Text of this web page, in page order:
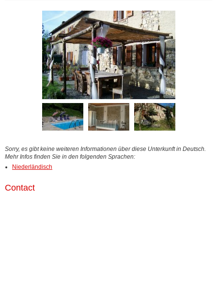
Sorry, es gibt keine weiteren Informationen über diese Unterkunft in Deutsch.
Mehr Infos finden Sie in den folgenden Sprachen:
Niederländisch
Contact